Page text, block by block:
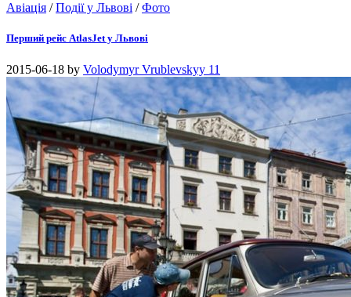
Авіація /Події у Львові /Фото
Перший рейс AtlasJet у Львові
2015-06-18 by Volodymyr Vrublevskyy 11